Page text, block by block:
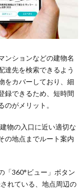
ンションなどの建物名
達先を検索できるよう
をカバーしており、細
録できるため、短時間
がメリット。
物の入口に近い適切な
の地点までルート案内
「360°ビュー」ボタン
れている、地点周辺の